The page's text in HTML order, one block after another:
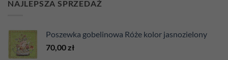
NAJLEPSZA SPRZEDAŻ
Poszewka gobelinowa Róże kolor jasnozielony
70,00 zł